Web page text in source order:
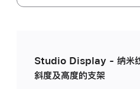
Studio Display - 纳米
斜度及高度的支架